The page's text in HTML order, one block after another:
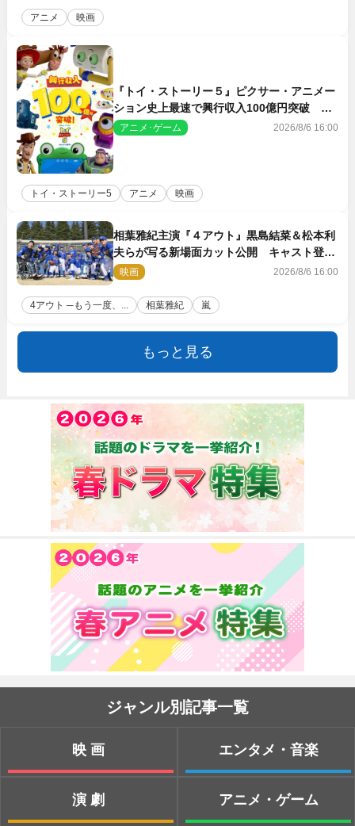
アニメ 映画
『トイ・ストーリー５』ピクサー・アニメー
ション史上最速で興行収入100億円突破 シ
リーズNo.1興収が目前
アニメ･ゲーム 2026/8/6 16:00
トイ・ストーリー5 アニメ 映画
相葉雅紀主演『４アウト』黒島結菜＆松本利
夫らが写る新場面カット公開 キャスト登壇
イベントも決定
映画 2026/8/6 16:00
4アウト ─もう一度、... 相葉雅紀 嵐
もっと見る
ジャンル別記事一覧
映画
演劇
エンタメ・音楽
アニメ・ゲーム